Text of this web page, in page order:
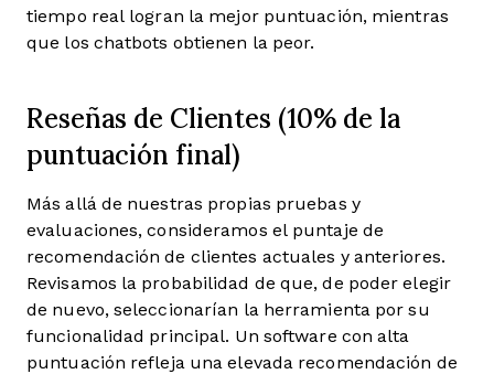
tiempo real logran la mejor puntuación, mientras
que los chatbots obtienen la peor.
Reseñas de Clientes (10% de la
puntuación final)
Más allá de nuestras propias pruebas y
evaluaciones, consideramos el puntaje de
recomendación de clientes actuales y anteriores.
Revisamos la probabilidad de que, de poder elegir
de nuevo, seleccionarían la herramienta por su
funcionalidad principal. Un software con alta
puntuación refleja una elevada recomendación de